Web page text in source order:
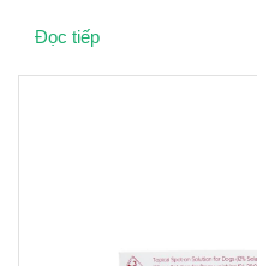
Đọc tiếp